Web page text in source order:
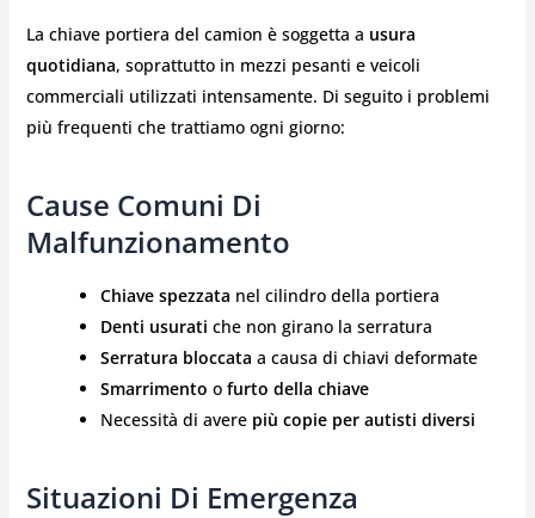
La chiave portiera del camion è soggetta a usura
quotidiana, soprattutto in mezzi pesanti e veicoli
commerciali utilizzati intensamente. Di seguito i problemi
più frequenti che trattiamo ogni giorno:
Cause Comuni Di
Malfunzionamento
Chiave spezzata nel cilindro della portiera
Denti usurati che non girano la serratura
Serratura bloccata a causa di chiavi deformate
Smarrimento o furto della chiave
Necessità di avere più copie per autisti diversi
Situazioni Di Emergenza